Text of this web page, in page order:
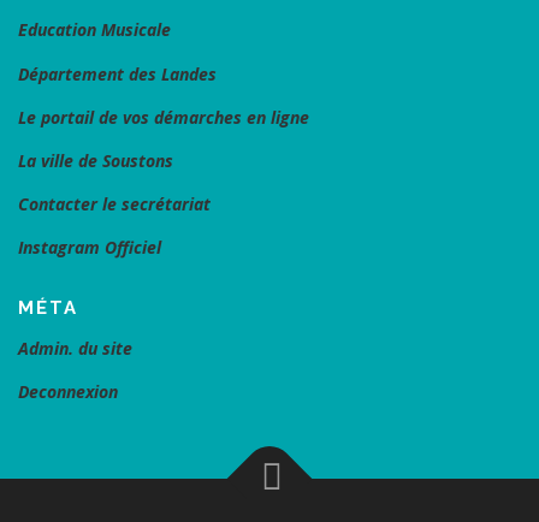
Education Musicale
Département des Landes
Le portail de vos démarches en ligne
La ville de Soustons
Contacter le secrétariat
Instagram Officiel
MÉTA
Admin. du site
Deconnexion